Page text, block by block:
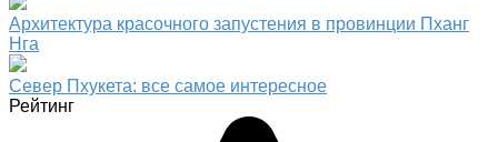
Архитектура красочного запустения в провинции Пханг
Нга
Север Пхукета: все самое интересное
Рейтинг